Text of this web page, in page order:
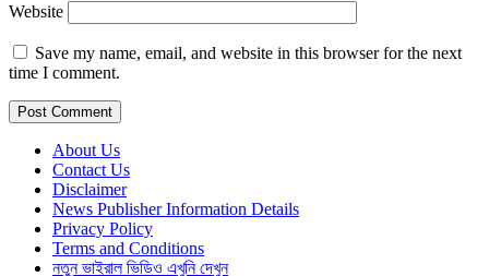
Website
Save my name, email, and website in this browser for the next
time I comment.
About Us
Contact Us
Disclaimer
News Publisher Information Details
Privacy Policy
Terms and Conditions
নতুন ভাইরাল ভিডিও এখুনি দেখুন